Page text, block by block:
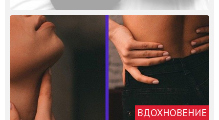
ВДОХНОВЕНИЕ